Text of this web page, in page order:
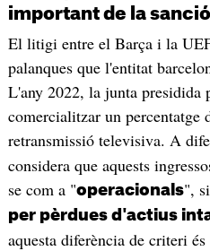
important de la sanció
El litigi entre el Barça i la
palanques que l'entitat
L'any 2022, la junta presidida
comercialitzar un percentatge
retransmissió televisiva. A
considera que aquests
se com a "operacionals",
per pèrdues d'actius
aquesta diferència de criteri